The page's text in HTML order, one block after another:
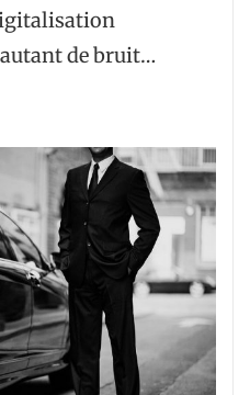
de bruit…